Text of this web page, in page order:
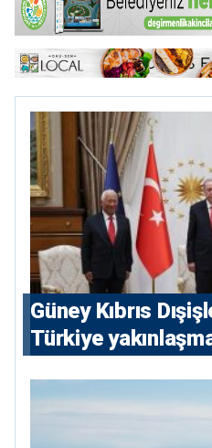
Güney Kıbrıs
Türkiye